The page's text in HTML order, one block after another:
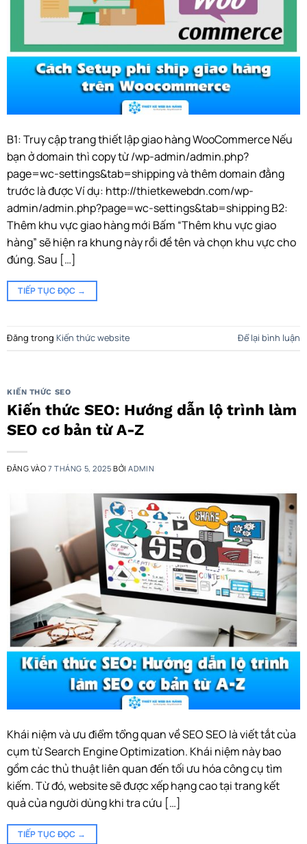
B1: Truy cập trang thiết lập giao hàng WooCommerce Nếu
bạn ở domain thì copy từ /wp-admin/admin.php?
page=wc-settings&tab=shipping và thêm domain đằng
trước là được Ví dụ: http://thietkewebdn.com/wp-
admin/admin.php?page=wc-settings&tab=shipping B2:
Thêm khu vực giao hàng mới Bấm “Thêm khu vực giao
hàng” sẽ hiện ra khung này rồi đề tên và chọn khu vực cho
đúng. Sau […]
TIẾP TỤC ĐỌC →
Đăng trong Kiến thức website Để lại bình luận
KIẾN THỨC SEO
Kiến thức SEO: Hướng dẫn lộ trình làm
SEO cơ bản từ A-Z
ĐĂNG VÀO7 THÁNG 5, 2025 BỞIADMIN
Khái niệm và ưu điểm tổng quan về SEO SEO là viết tắt của
cụm từ Search Engine Optimization. Khái niệm này bao
gồm các thủ thuật liên quan đến tối ưu hóa công cụ tìm
kiếm. Từ đó, website sẽ được xếp hạng cao tại trang kết
quả của người dùng khi tra cứu […]
TIẾP TỤC ĐỌC →